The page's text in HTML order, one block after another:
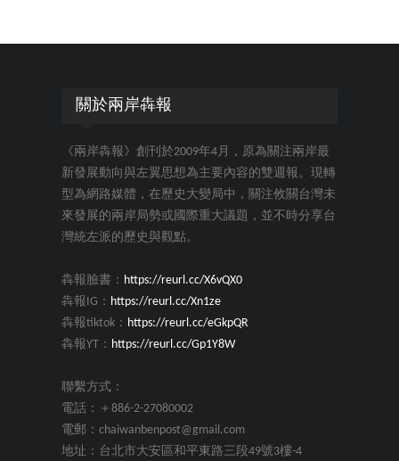
關於兩岸犇報
《兩岸犇報》創刊於2009年4月，原為關注兩岸最
新發展動向與左翼思想為主要內容的雙週報。現轉
型為網路媒體，在歷史大變局中，關注攸關台灣未
來發展的兩岸局勢或國際重大議題，並不時分享台
灣統左派的歷史與觀點。
犇報臉書： https://reurl.cc/X6vQX0
犇報IG： https://reurl.cc/Xn1ze
犇報tiktok： https://reurl.cc/eGkpQR
犇報YT： https://reurl.cc/Gp1Y8W
聯繫方式：
電話：＋886-2-27080002
電郵：chaiwanbenpost@gmail.com
地址：台北市大安區和平東路三段49號3樓-4